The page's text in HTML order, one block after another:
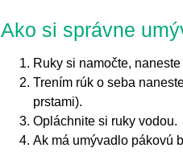
Ako si správne
Ruky si namočte,
Trením rúk o seba
prstami).
Opláchnite si ruky vodou.
Ak má umývadlo pákovú